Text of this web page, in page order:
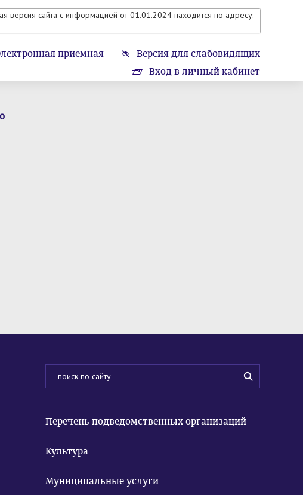
версия сайта с информацией от 01.01.2024 находится по адресу:
приемная
Версия для слабовидящих
Вход в личный кабинет
Перечень подведомственных организаций
Культура
Муниципальные услуги